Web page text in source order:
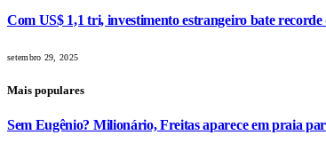
Com US$ 1,1 tri, investimento estrangeiro bate
setembro 29, 2025
Mais populares
Sem Eugênio? Milionário, Freitas aparece em praia